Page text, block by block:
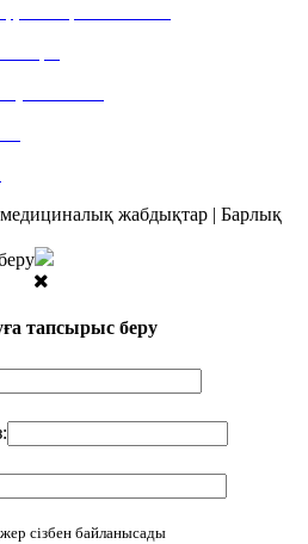
жабдықтар | Барлық
тапсырыс беру
сізбен байланысады